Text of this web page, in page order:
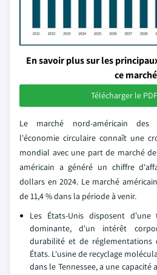
En savoir plus sur les
ce marché
Télécharger le
Le marché nord-américain
l'économie circulaire connaît une
mondial avec une part de marché
américain a généré un chiffre
dollars en 2024. Le marché
de 11,4 % dans la période à venir.
Les États-Unis disposent d'une
dominante, d'un intérêt
durabilité et de réglementations
États. L'usine de recyclage
dans le Tennessee, a une capacité